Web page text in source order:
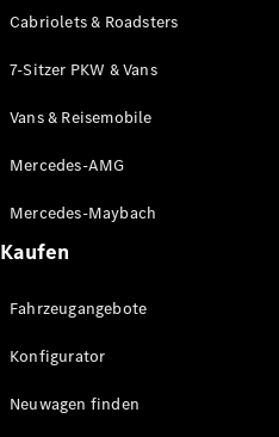
Benz
AMG
Maybach
Mercedes-
Classic
Cabriolets & Roadsters
7-Sitzer PKW & Vans
Vans & Reisemobile
Mercedes-AMG
Mercedes-Maybach
Kaufen
Fahrzeugangebote
Konfigurator
Neuwagen finden